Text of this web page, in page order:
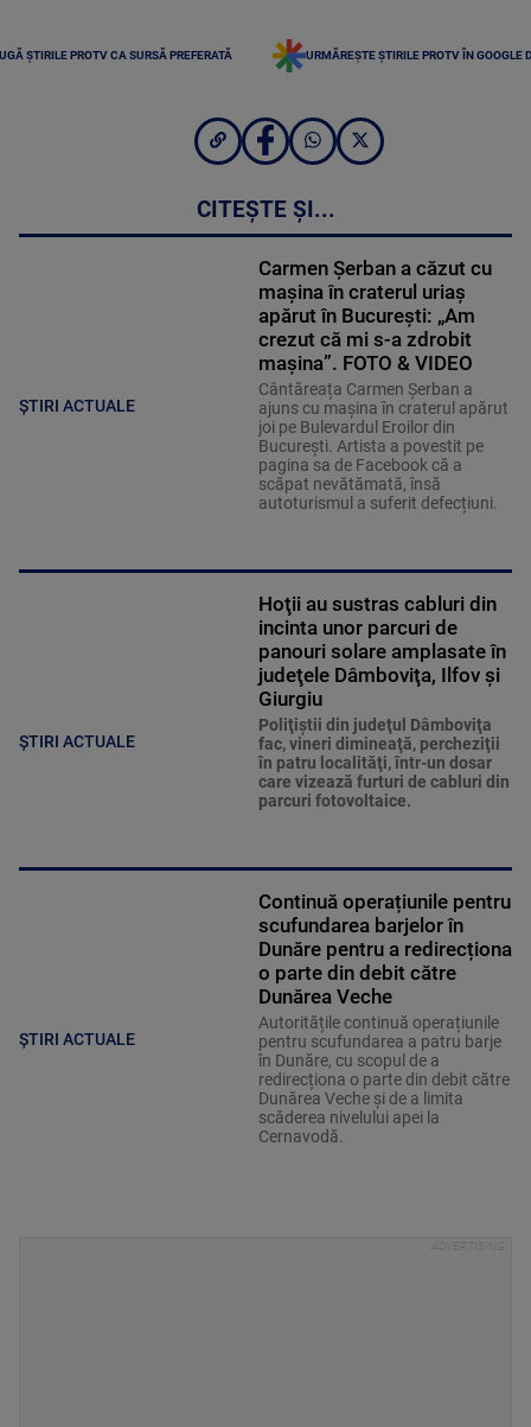
ȘTIRILE PROTV CA SURSĂ PREFERATĂ URMĂREȘTE ȘTIRILE PROTV ÎN GOOGLE
CITEȘTE ȘI...
ȘTIRI ACTUALE
Carmen Șerban a căzut cu
mașina în craterul uriaș
apărut în București: „Am
crezut că mi s-a zdrobit
mașina”. FOTO & VIDEO
Cântăreața Carmen Șerban a
ajuns cu mașina în craterul apărut
joi pe Bulevardul Eroilor din
București. Artista a povestit pe
pagina sa de Facebook că a
scăpat nevătămată, însă
autoturismul a suferit defecțiuni.
ȘTIRI ACTUALE
Hoţii au sustras cabluri din
incinta unor parcuri de
panouri solare amplasate în
judeţele Dâmboviţa, Ilfov şi
Giurgiu
Poliţiştii din judeţul Dâmboviţa
fac, vineri dimineaţă, percheziţii
în patru localităţi, într-un dosar
care vizează furturi de cabluri din
parcuri fotovoltaice.
ȘTIRI ACTUALE
Continuă operațiunile pentru
scufundarea barjelor în
Dunăre pentru a redirecționa
o parte din debit către
Dunărea Veche
Autoritățile continuă operațiunile
pentru scufundarea a patru barje
în Dunăre, cu scopul de a
redirecționa o parte din debit către
Dunărea Veche și de a limita
scăderea nivelului apei la
Cernavodă.